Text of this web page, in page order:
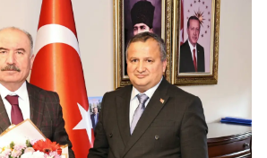
Kahramanmaraş
Mardin
Muğla
Muş